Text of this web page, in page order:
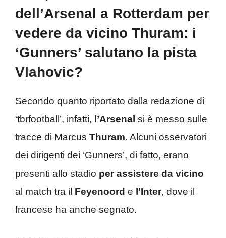
dell’Arsenal a Rotterdam per
vedere da vicino Thuram: i
‘Gunners’ salutano la pista
Vlahovic?
Secondo quanto riportato dalla redazione di
‘tbrfootball’, infatti, l’Arsenal si è messo sulle
tracce di Marcus Thuram. Alcuni osservatori
dei dirigenti dei ‘Gunners’, di fatto, erano
presenti allo stadio per assistere da vicino
al match tra il Feyenoord e l’Inter, dove il
francese ha anche segnato.